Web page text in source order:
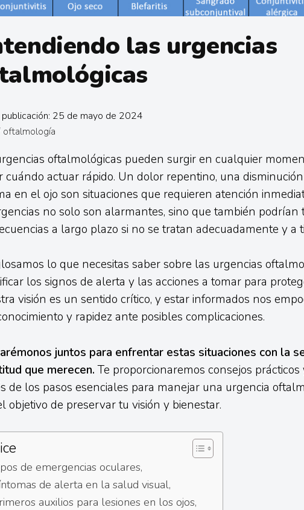
las urgencias
publicación: 25 de mayo de 2024
oftalmología
oftalmológicas pueden surgir en cualquier
cuándo actuar rápido. Un dolor repentino, una
en el ojo son situaciones que requieren atención
no solo son alarmantes, sino que también podrían
a largo plazo si no se tratan adecuadamente y a
lo que necesitas saber sobre las urgencias
los signos de alerta y las acciones a tomar para
visión es un sentido crítico, y estar informados nos
y rapidez ante posibles complicaciones.
juntos para enfrentar estas situaciones con la
que merecen.Te proporcionaremos consejos prácticos
de los pasos esenciales para manejar una urgencia
objetivo de preservar tu visión y bienestar.
de emergencias oculares,
de alerta en la salud visual,
auxilios para lesiones en los ojos,